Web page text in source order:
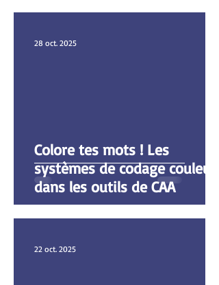
Colore tes mots ! Les
systèmes de codage couleur
dans les outils de CAA
28 oct. 2025
22 oct. 2025